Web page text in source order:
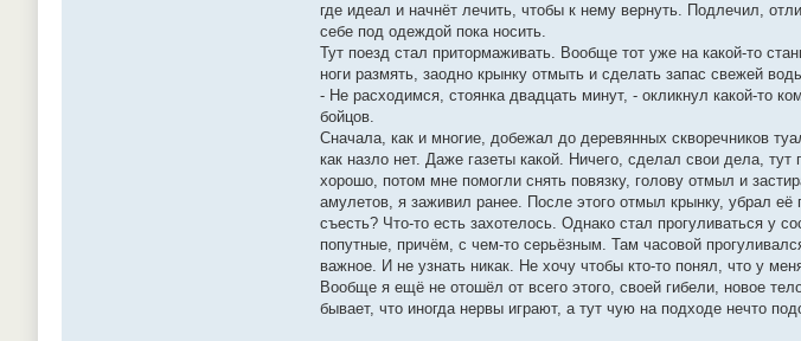
где идеал и начнёт лечить, чтобы к нему вернуть. Подлечил,
себе под одеждой пока носить.
Тут поезд стал притормаживать. Вообще тот уже на какой-то
ноги размять, заодно крынку отмыть и сделать запас свежей
- Не расходимся, стоянка двадцать минут, - окликнул какой-то
бойцов.
Сначала, как и многие, добежал до деревянных скворечников
как назло нет. Даже газеты какой. Ничего, сделал свои дела,
хорошо, потом мне помогли снять повязку, голову отмыл и
амулетов, я заживил ранее. После этого отмыл крынку, убрал
съесть? Что-то есть захотелось. Однако стал прогуливаться у
попутные, причём, с чем-то серьёзным. Там часовой
важное. И не узнать никак. Не хочу чтобы кто-то понял, что у
Вообще я ещё не отошёл от всего этого, своей гибели, новое
бывает, что иногда нервы играют, а тут чую на подходе нечто